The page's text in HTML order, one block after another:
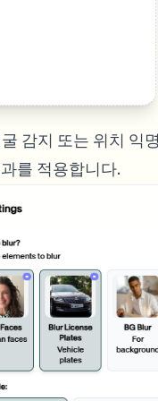
감지 또는 위치 익
를 적용합니다.